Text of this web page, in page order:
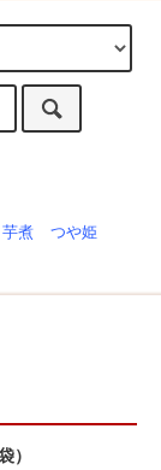
芋煮
つや姫
）